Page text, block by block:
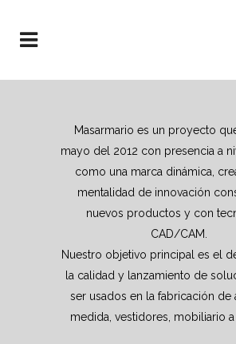
Masarmario es un proyecto
mayo del 2012 con presencia a
como una marca dinámica,
mentalidad de innovación
nuevos productos y con
CAD/CAM.
Nuestro objetivo principal es el
la calidad y lanzamiento de
ser usados en la fabricación de
medida, vestidores, mobiliario a